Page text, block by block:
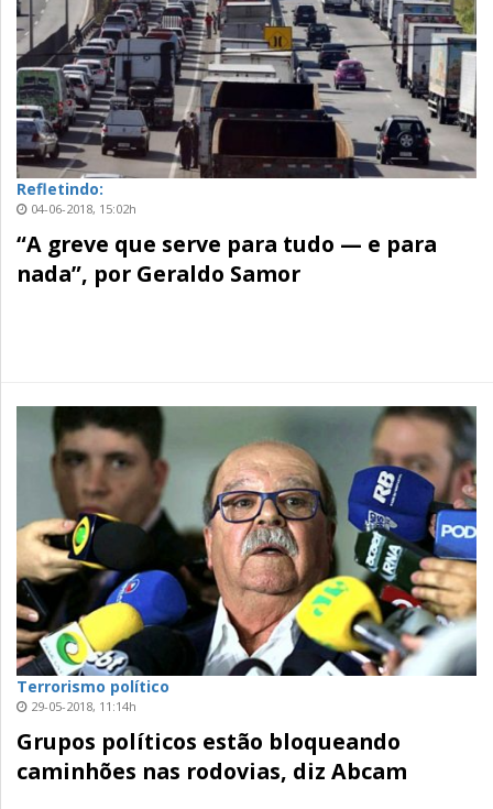
Refletindo:
04-06-2018, 15:02h
“A greve que serve para tudo — e para
nada”, por Geraldo Samor
Terrorismo político
29-05-2018, 11:14h
Grupos políticos estão bloqueando
caminhões nas rodovias, diz Abcam